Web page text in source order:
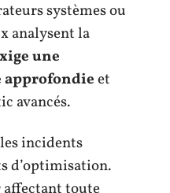
systèmes ou
analysent la
une
approfondieet
avancés.
incidents
d’optimisation.
affectant toute